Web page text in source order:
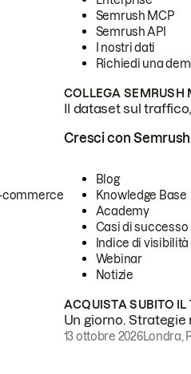
Semrush MCP
Semrush API
I nostri dati
Richiedi una
COLLEGA SEMRUSH
Il dataset sul
commerce
Cresci con Semrush
Blog
Knowledge Base
Academy
Casi di successo
Indice di visibilità
Webinar
Notizie
ACQUISTA SUBITO IL
Un giorno.
13 ottobre 2026Londra,